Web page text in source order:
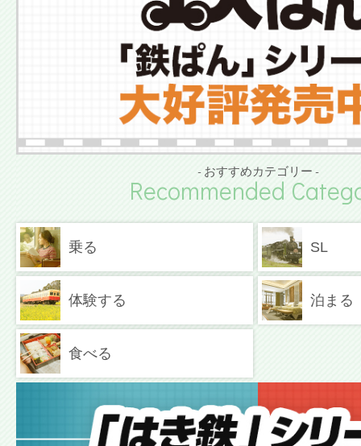
- おすすめカテゴリー -
Recommended
乗る SL
体験する 泊まる
食べる